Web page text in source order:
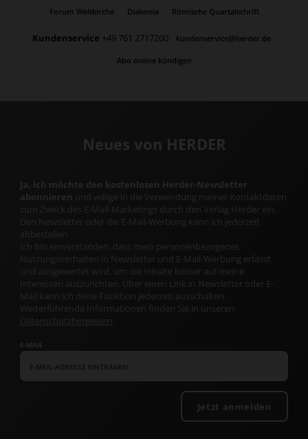
Forum Weltkirche Diakonia Römische Quartalschrift
Kundenservice +49 761 2717200 kundenservice@herder.de
Abo online kündigen
Neues von HERDER
Ja, ich möchte den kostenlosen Herder-Newsletter
abonnieren und willige in die Verwendung meiner Kontaktdaten
zum Zweck des E-Mail-Marketings durch den Verlag Herder ein.
Den Newsletter oder die E-Mail-Werbung kann ich jederzeit
abbestellen.
Ich bin einverstanden, dass mein personenbezogenes
Nutzungsverhalten in Newsletter und E-Mail-Werbung erfasst
und ausgewertet wird, um die Inhalte besser auf meine
Interessen auszurichten. Über einen Link in Newsletter oder E-
Mail kann ich diese Funktion jederzeit ausschalten.
Weiterführende Informationen finden Sie in unseren
Datenschutzhinweisen
E-MAIL
Jetzt anmelden